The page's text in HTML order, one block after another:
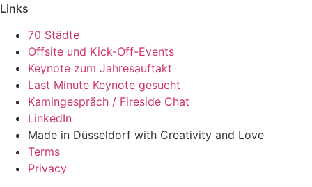
Links
70 Städte
Offsite und Kick-Off-Events
Keynote zum Jahresauftakt
Last Minute Keynote gesucht
Kamingespräch / Fireside Chat
LinkedIn
Made in Düsseldorf with Creativity and Love
Terms
Privacy